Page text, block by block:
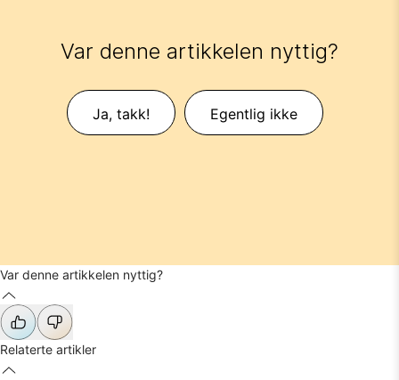
Var denne artikkelen nyttig?
Ja, takk! Egentlig ikke
Var denne artikkelen nyttig?
Relaterte artikler